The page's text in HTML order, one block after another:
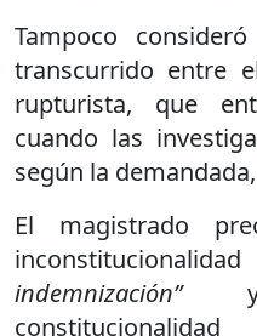
Tampoco
transcurrido entre
rupturista, que
cuando las
según la
El magistrado
indemnización”y